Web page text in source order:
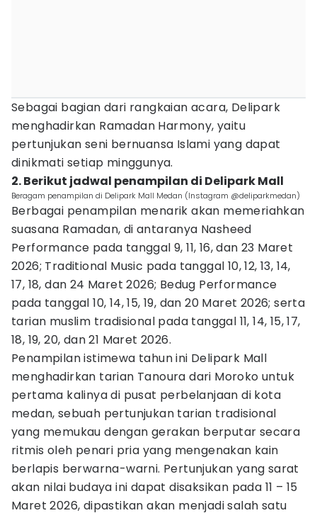
Sebagai bagian dari rangkaian acara, Delipark
menghadirkan Ramadan Harmony, yaitu
pertunjukan seni bernuansa Islami yang dapat
dinikmati setiap minggunya.
2. Berikut jadwal penampilan di Delipark Mall
Beragam penampilan di Delipark Mall Medan (Instagram @deliparkmedan)
Berbagai penampilan menarik akan memeriahkan
suasana Ramadan, di antaranya Nasheed
Performance pada tanggal 9, 11, 16, dan 23 Maret
2026; Traditional Music pada tanggal 10, 12, 13, 14,
17, 18, dan 24 Maret 2026; Bedug Performance
pada tanggal 10, 14, 15, 19, dan 20 Maret 2026; serta
tarian muslim tradisional pada tanggal 11, 14, 15, 17,
18, 19, 20, dan 21 Maret 2026.
Penampilan istimewa tahun ini Delipark Mall
menghadirkan tarian Tanoura dari Moroko untuk
pertama kalinya di pusat perbelanjaan di kota
medan, sebuah pertunjukan tarian tradisional
yang memukau dengan gerakan berputar secara
ritmis oleh penari pria yang mengenakan kain
berlapis berwarna-warni. Pertunjukan yang sarat
akan nilai budaya ini dapat disaksikan pada 11 – 15
Maret 2026, dipastikan akan menjadi salah satu